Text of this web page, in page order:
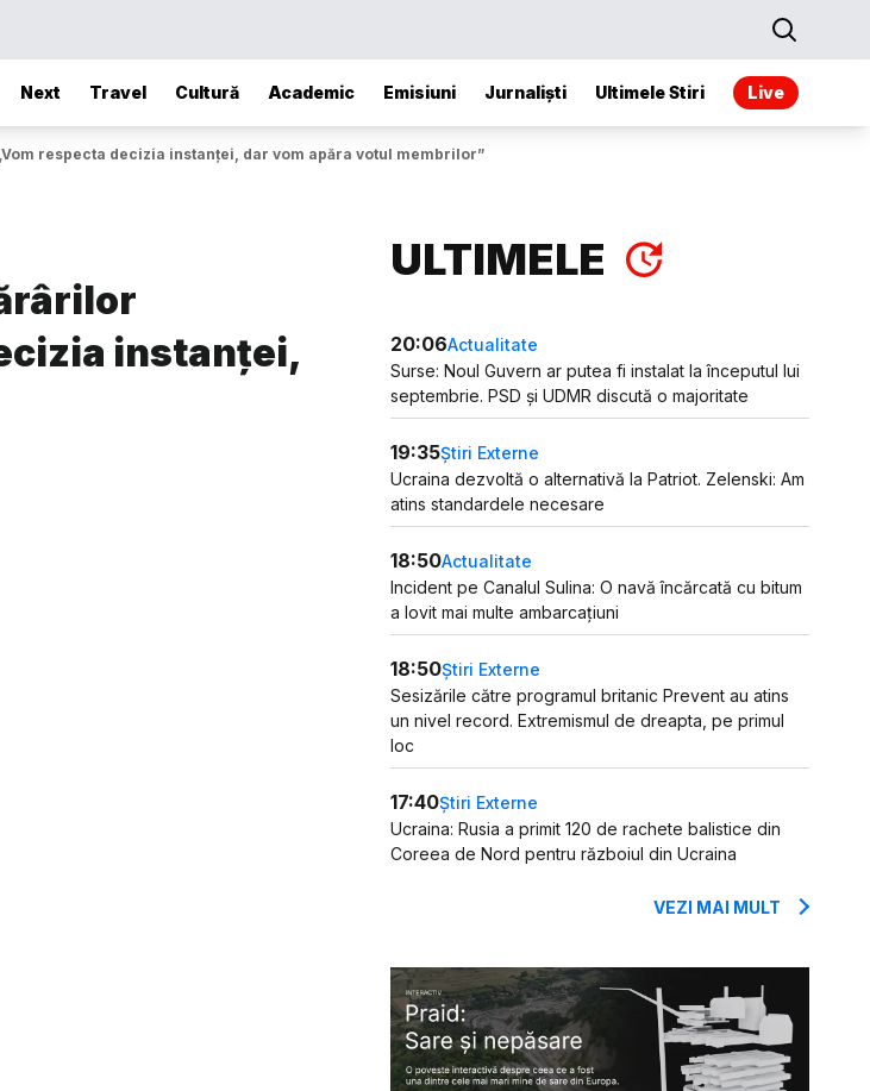
Next Travel Cultură Academic Emisiuni Jurnaliști Ultimele Stiri Live
respecta decizia instanței, dar vom apăra votul membrilor”
instanței,
ULTIMELE
20:06Actualitate
Surse: Noul Guvern ar putea fi instalat la începutul lui
septembrie. PSD și UDMR discută o majoritate
19:35Știri Externe
Ucraina dezvoltă o alternativă la Patriot. Zelenski: Am
atins standardele necesare
18:50Actualitate
Incident pe Canalul Sulina: O navă încărcată cu bitum
a lovit mai multe ambarcațiuni
18:50Știri Externe
Sesizările către programul britanic Prevent au atins
un nivel record. Extremismul de dreapta, pe primul
loc
17:40Știri Externe
Ucraina: Rusia a primit 120 de rachete balistice din
Coreea de Nord pentru războiul din Ucraina
VEZI MAI MULT